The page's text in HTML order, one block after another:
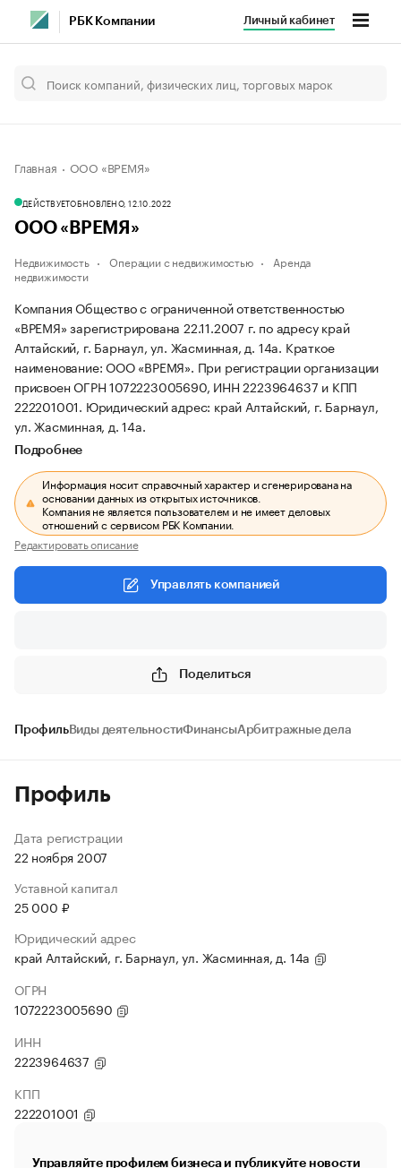
РБК Компании Личный кабинет
Главная ООО «ВРЕМЯ»
ДЕЙСТВУЕТОБНОВЛЕНО, 12.10.2022
ООО «ВРЕМЯ»
Недвижимость Операции с недвижимостью
Аренда
недвижимости
Компания Общество с ограниченной ответственностью
«ВРЕМЯ» зарегистрирована 22.11.2007 г. по адресу край
Алтайский, г. Барнаул, ул. Жасминная, д. 14а. Краткое
наименование: ООО «ВРЕМЯ». При регистрации организации
присвоен ОГРН 1072223005690, ИНН 2223964637 и КПП
222201001. Юридический адрес: край Алтайский, г. Барнаул,
ул. Жасминная, д. 14а.
Подробнее
Информация носит справочный характер и сгенерирована на
основании данных из открытых источников.
Компания не является пользователем и не имеет деловых
отношений с сервисом РБК Компании.
Редактировать описание
Управлять компанией
Поделиться
ПрофильВиды деятельностиФинансыАрбитражные дела
Профиль
Дата регистрации
22 ноября 2007
Уставной капитал
25 000 ₽
Юридический адрес
край Алтайский, г. Барнаул, ул. Жасминная, д. 14а
ОГРН
1072223005690
ИНН
2223964637
КПП
222201001
Управляйте профилем бизнеса и публикуйте новости